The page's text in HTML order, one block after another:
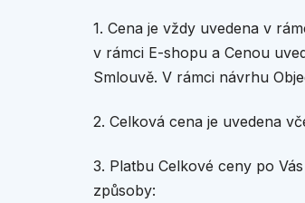
1. Cena je vždy uvedena v
v rámci E-shopu a Cenou
Smlouvě. V rámci návrhu
2. Celková cena je uvedena
3. Platbu Celkové ceny po
způsoby: